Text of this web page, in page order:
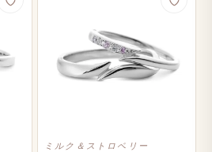
ミルク＆ストロベリー